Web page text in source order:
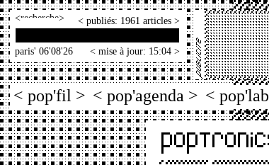
< > < publiés: 1961 articles >
paris' 06'08'26 < mise à jour: 15:04 >
< pop'fil > < pop'agenda > <